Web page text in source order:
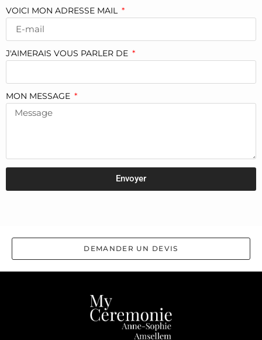
VOICI MON ADRESSE MAIL
J'AIMERAIS VOUS PARLER DE
MON MESSAGE
Envoyer
DEMANDER UN DEVIS